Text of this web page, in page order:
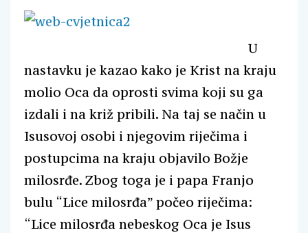
U
nastavku je kazao kako je Krist na kraju
molio Oca da oprosti svima koji su ga
izdali i na križ pribili. Na taj se način u
Isusovoj osobi i njegovim riječima i
postupcima na kraju objavilo Božje
milosrđe. Zbog toga je i papa Franjo
bulu “Lice milosrđa” počeo riječima:
“Lice milosrđa nebeskog Oca je Isus